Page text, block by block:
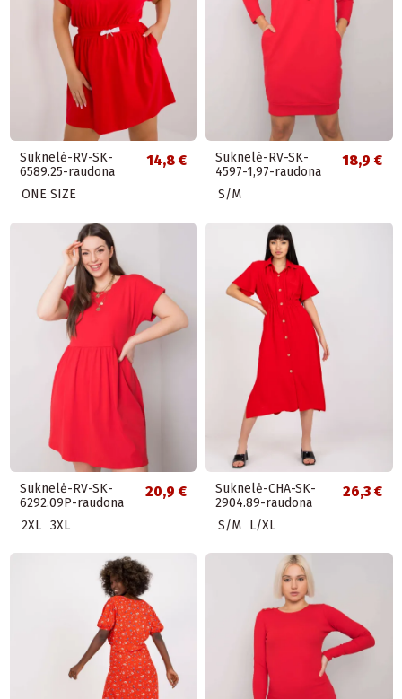
Suknelė-RV-SK-
6589.25-raudona
14,8 €
ONE SIZE
Suknelė-RV-SK-
4597-1,97-raudona
18,9 €
S/M
Suknelė-RV-SK-
6292.09P-raudona
20,9 €
2XL 3XL
Suknelė-CHA-SK-
2904.89-raudona
26,3 €
S/M L/XL